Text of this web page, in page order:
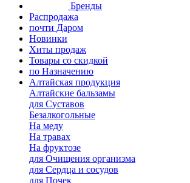
Бренды
Распродажа
почти Даром
Новинки
Хиты продаж
Товары со скидкой
по Назначению
Алтайская продукция
Алтайские бальзамы
для Суставов
Безалкогольные
На меду
На травах
На фруктозе
для Очищения организма
для Сердца и сосудов
для Почек